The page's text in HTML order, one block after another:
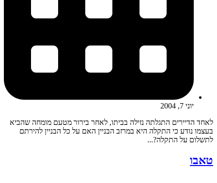
יוני 7, 2004
לאחד הדיירים התגלתה נזילה בביתו, לאחר בירור מטעם מומחה שהביא
בעצמו נודע כי התקלה היא במרזב הבניין האם על כל הבניין להירתם
לתשלום על התקלה?...
טאבו